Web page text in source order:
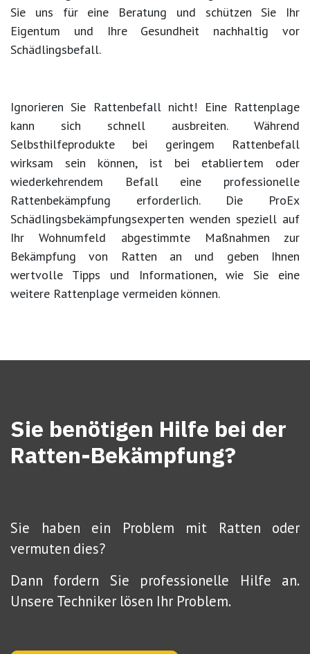
Sie uns für eine Beratung und schützen Sie Ihr
Eigentum und Ihre Gesundheit nachhaltig vor
Schädlingsbefall.
Ignorieren Sie Rattenbefall nicht! Eine Rattenplage
kann sich schnell ausbreiten. Während
Selbsthilfeprodukte bei geringem Rattenbefall
wirksam sein können, ist bei etabliertem oder
wiederkehrendem Befall eine professionelle
Rattenbekämpfung erforderlich. Die ProEx
Schädlingsbekämpfungsexperten wenden speziell auf
Ihr Wohnumfeld abgestimmte Maßnahmen zur
Bekämpfung von Ratten an und geben Ihnen
wertvolle Tipps und Informationen, wie Sie eine
weitere Rattenplage vermeiden können.
Sie benötigen Hilfe bei der
Ratten-Bekämpfung?
Sie haben ein Problem mit Ratten oder
vermuten dies?
Dann fordern Sie professionelle Hilfe an.
Unsere Techniker lösen Ihr Problem.